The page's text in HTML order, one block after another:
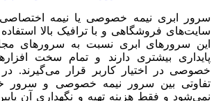
سرور ابری نیمه خصوصی یا نیمه
سایت‌های فروشگاهی و با ترافیک بالا
این سرورهای ابری نسبت به سرورهای
پایداری بیشتری دارند و تمام سخت
خصوصی در اختیار کاربر قرار می‌گیرند. در
تفاوتی بین سرور نیمه خصوصی و سرور
نمی‌شود و فقط هزینه تهیه و نگهداری آن